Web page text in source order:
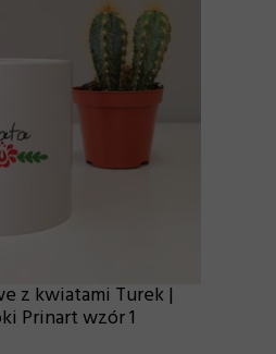
z kwiatami Turek |
Prinart wzór 1